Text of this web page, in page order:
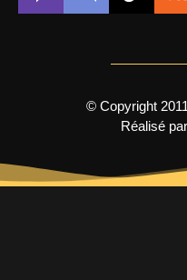
© Copyright
Réalisé